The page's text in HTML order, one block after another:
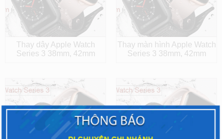
Thay dây Apple Watch
Series 3 38mm, 42mm
Thay màn hình Apple Watch
Series 3 38mm, 42mm